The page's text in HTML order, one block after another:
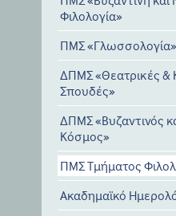
Φιλολογία»
ΠΜΣ «Γλωσσολογία»
ΔΠΜΣ «Θεατρικές &
Σπουδές»
ΔΠΜΣ «Βυζαντινός
Κόσμος»
ΠΜΣ Τμήματος
Ακαδημαϊκό